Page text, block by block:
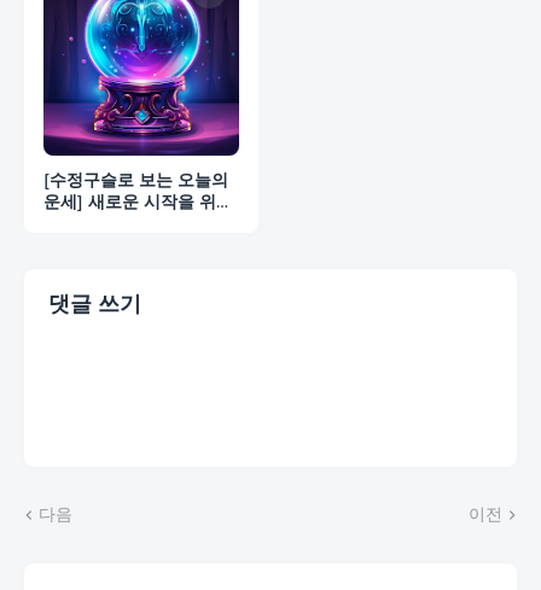
[수정구슬로 보는 오늘의
운세] 새로운 시작을 위한
댓글 쓰기
다음 이전